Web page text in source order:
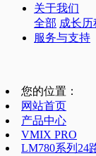
关于我们
全部 成长历
服务与支持
您的位置：
网站首页
产品中心
VMIX PRO
LM780系列24